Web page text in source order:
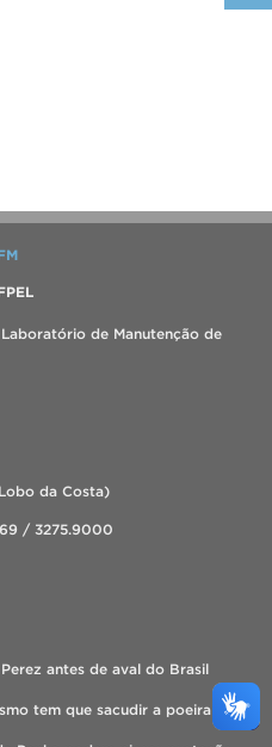
de Manutenção de
da Costa)
/ 3275.9000
antes de aval do Brasil
tem que sacudir a poeira